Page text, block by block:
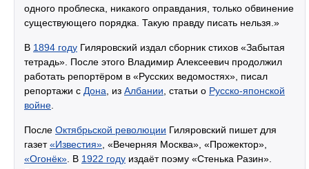
одного проблеска, никакого оправдания, только обвинение
существующего порядка. Такую правду писать нельзя.»
В 1894 году Гиляровский издал сборник стихов «Забытая
тетрадь». После этого Владимир Алексеевич продолжил
работать репортёром в «Русских ведомостях», писал
репортажи с Дона , из Албании , статьи о Русско-японской
войне
После Октябрьской революции Гиляровский пишет для
газет«Известия» , «Вечерняя Москва», «Прожектор»,
«Огонёк» . В 1922 году издаёт поэму «Стенька Разин».